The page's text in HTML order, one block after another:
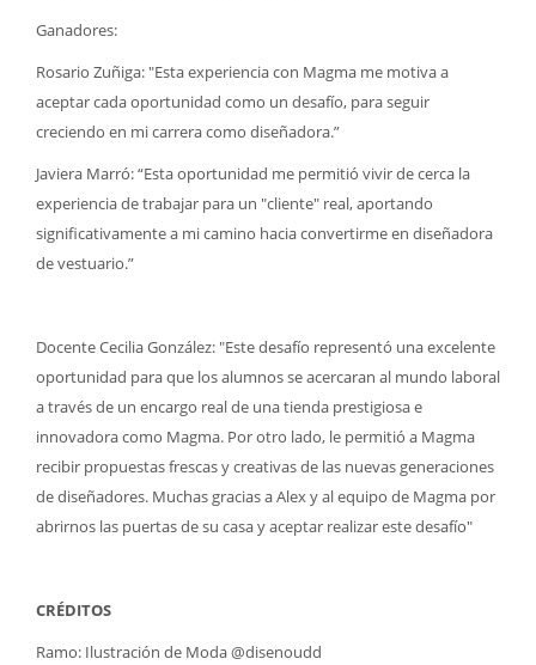
Ganadores:
Rosario Zuñiga: "Esta experiencia con Magma me motiva a
aceptar cada oportunidad como un desafío, para seguir
creciendo en mi carrera como diseñadora.”
Javiera Marró: “Esta oportunidad me permitió vivir de cerca la
experiencia de trabajar para un "cliente" real, aportando
significativamente a mi camino hacia convertirme en diseñadora
de vestuario.”
Docente Cecilia González: "Este desafío representó una excelente
oportunidad para que los alumnos se acercaran al mundo laboral
a través de un encargo real de una tienda prestigiosa e
innovadora como Magma. Por otro lado, le permitió a Magma
recibir propuestas frescas y creativas de las nuevas generaciones
de diseñadores. Muchas gracias a Alex y al equipo de Magma por
abrirnos las puertas de su casa y aceptar realizar este desafío"
CRÉDITOS
Ramo: Ilustración de Moda @disenoudd